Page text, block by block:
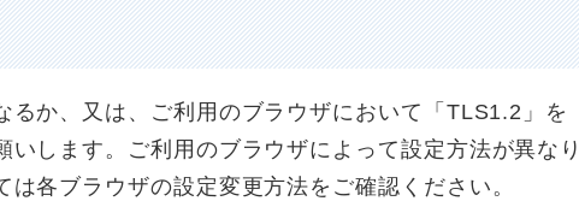
か、又は、ご利用のブラウザにおいて「TLS1.2」を
いします。ご利用のブラウザによって設定方法が異なり
は各ブラウザの設定変更方法をご確認ください。